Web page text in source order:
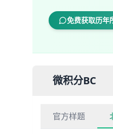
免费获取历年
微积分BC
官方样题